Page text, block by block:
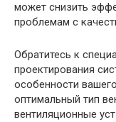
может снизить
проблемам с
Обратитесь к
проектирования
особенности
оптимальный тип
вентиляционные